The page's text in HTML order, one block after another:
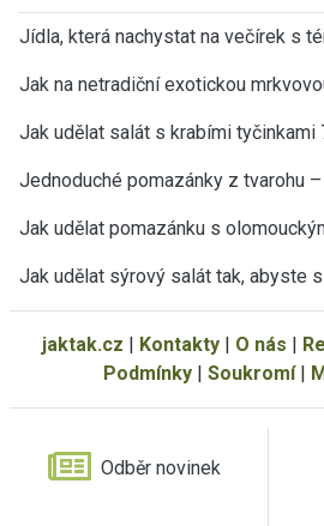
Jídla, která nachystat na večírek s
Jak na netradiční exotickou
Jak udělat salát s krabími tyčinkami
Jednoduché pomazánky z tvarohu
Jak udělat pomazánku s
Jak udělat sýrový salát tak, abyste
jaktak.cz Kontakty| O nás
Podmínky| Soukromí|
Odběr novinek